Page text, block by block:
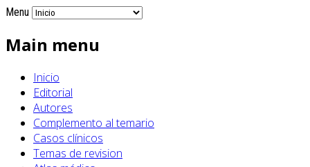
Menu
Main menu
Inicio
Editorial
Autores
Complemento al temario
Casos clínicos
Temas de revision